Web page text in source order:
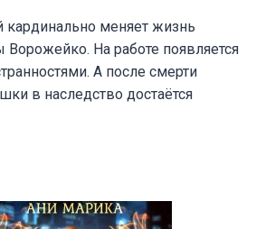
кардинально меняет жизнь
На работе появляется
А после смерти
в наследство достаётся